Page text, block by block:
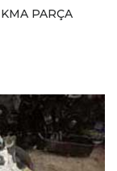
PARÇA